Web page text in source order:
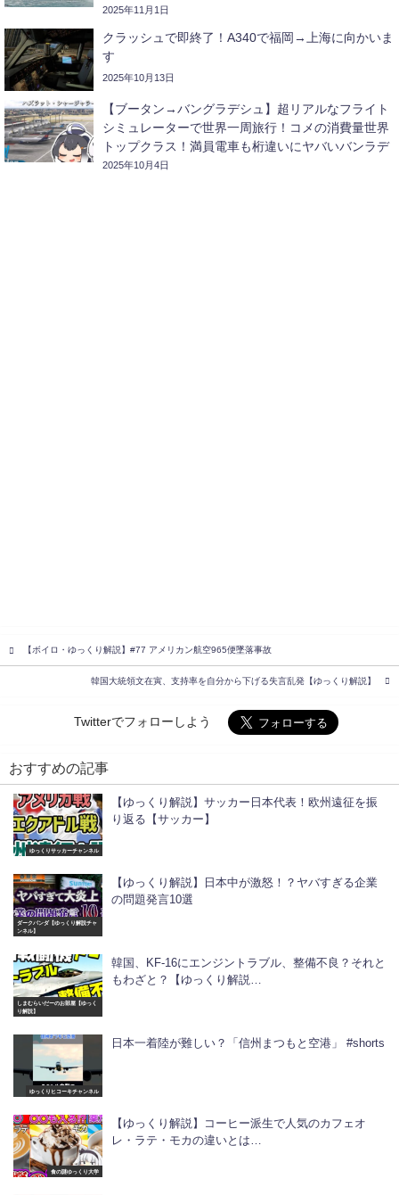
2025年11月1日
クラッシュで即終了！A340で福岡→上海に向かいま
す
2025年10月13日
【ブータン→バングラデシュ】超リアルなフライト
シミュレーターで世界一周旅行！コメの消費量世界
トップクラス！満員電車も桁違いにヤバいバンラデ
シュに向かいます！
2025年10月4日
【ボイロ・ゆっくり解説】#77 アメリカン航空965便墜落事故
韓国大統領文在寅、支持率を自分から下げる失言乱発【ゆっくり解説】
Twitterでフォローしよう
おすすめの記事
ゆっくりサッカーチャンネル
【ゆっくり解説】サッカー日本代表！欧州遠征を振
り返る【サッカー】
ダークパンダ【ゆっくり解説チャ
ンネル】
【ゆっくり解説】日本中が激怒！？ヤバすぎる企業
の問題発言10選
しまむらいだーのお部屋【ゆっく
り解説】
韓国、KF-16にエンジントラブル、整備不良？それと
もわざと？【ゆっくり解説…
ゆっくりヒコーキチャンネル
日本一着陸が難しい？「信州まつもと空港」 #shorts
食の謎ゆっくり大学
【ゆっくり解説】コーヒー派生で人気のカフェオ
レ・ラテ・モカの違いとは…